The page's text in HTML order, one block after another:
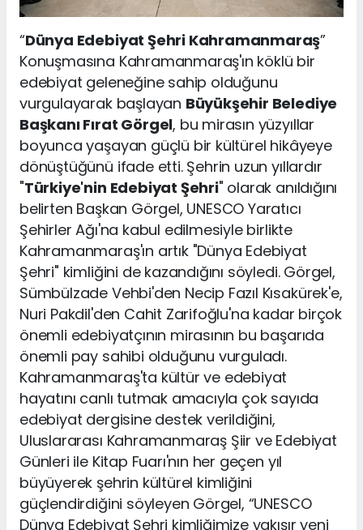
“Dünya Edebiyat Şehri Kahramanmaraş”
Konuşmasına Kahramanmaraş'ın köklü bir
edebiyat geleneğine sahip olduğunu
vurgulayarak başlayan Büyükşehir Belediye
Başkanı Fırat Görgel, bu mirasın yüzyıllar
boyunca yaşayan güçlü bir kültürel hikâyeye
dönüştüğünü ifade etti. Şehrin uzun yıllardır
"Türkiye'nin Edebiyat Şehri" olarak anıldığını
belirten Başkan Görgel, UNESCO Yaratıcı
Şehirler Ağı'na kabul edilmesiyle birlikte
Kahramanmaraş'ın artık "Dünya Edebiyat
Şehri" kimliğini de kazandığını söyledi. Görgel,
Sümbülzade Vehbi'den Necip Fazıl Kısakürek'e,
Nuri Pakdil'den Cahit Zarifoğlu'na kadar birçok
önemli edebiyatçının mirasının bu başarıda
önemli pay sahibi olduğunu vurguladı.
Kahramanmaraş'ta kültür ve edebiyat
hayatını canlı tutmak amacıyla çok sayıda
edebiyat dergisine destek verildiğini,
Uluslararası Kahramanmaraş Şiir ve Edebiyat
Günleri ile Kitap Fuarı'nın her geçen yıl
büyüyerek şehrin kültürel kimliğini
güçlendirdiğini söyleyen Görgel, “UNESCO
Dünya Edebiyat Şehri kimliğimize yakışır yeni